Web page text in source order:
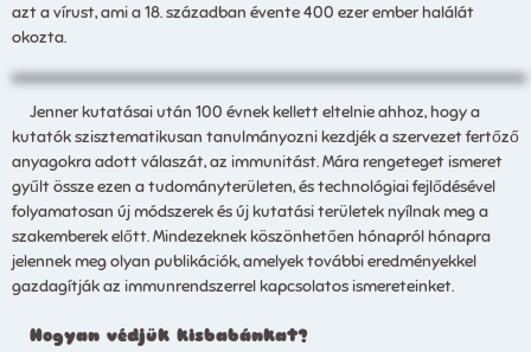
azt a vírust, ami a 18. században évente 400 ezer ember halálát
okozta.
Jenner kutatásai után 100 évnek kellett eltelnie ahhoz, hogy a
kutatók szisztematikusan tanulmányozni kezdjék a szervezet fertőző
anyagokra adott válaszát, az immunitást. Mára rengeteget ismeret
gyűlt össze ezen a tudományterületen, és technológiai fejlődésével
folyamatosan új módszerek és új kutatási területek nyílnak meg a
szakemberek előtt. Mindezeknek köszönhetően hónapról hónapra
jelennek meg olyan publikációk, amelyek további eredményekkel
gazdagítják az immunrendszerrel kapcsolatos ismereteinket.
Hogyan védjük kisbabánkat?